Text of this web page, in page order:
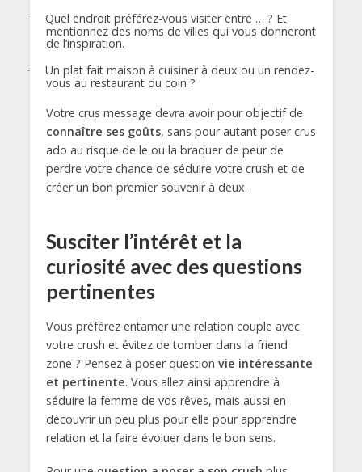
·
Quel endroit préférez-vous visiter entre … ? Et
mentionnez des noms de villes qui vous donneront
de l’inspiration.
·
Un plat fait maison à cuisiner à deux ou un rendez-
vous au restaurant du coin ?
Votre crus message devra avoir pour objectif de
connaître ses goûts, sans pour autant poser crus
ado au risque de le ou la braquer de peur de
perdre votre chance de séduire votre crush et de
créer un bon premier souvenir à deux.
Susciter l’intérêt et la
curiosité avec des questions
pertinentes
Vous préférez entamer une relation couple avec
votre crush et évitez de tomber dans la friend
zone ? Pensez à poser question vie intéressante
et pertinente. Vous allez ainsi apprendre à
séduire la femme de vos rêves, mais aussi en
découvrir un peu plus pour elle pour apprendre
relation et la faire évoluer dans le bon sens.